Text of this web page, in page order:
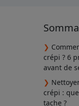
❯
crépi ? 6
avant de
❯
crépi :
tache ?